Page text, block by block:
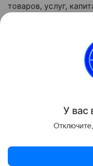
товаров, услуг,
для бизнеса и
У вас